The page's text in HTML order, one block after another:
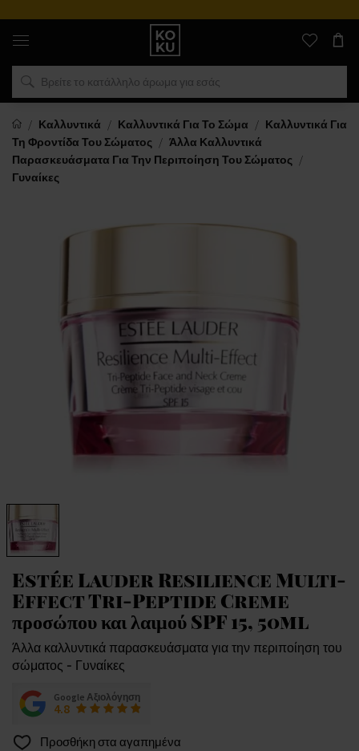
Αυθεντικά
αρώματα
και
ρολόγια
σε
μέρος
Καλλυντικά
Καλλυντικά Για Το Σώμα
Καλλυντικά Για
Τη Φροντίδα Του Σώματος
Άλλα Καλλυντικά
Παρασκευάσματα Για Την Περιποίηση Του Σώματος
Γυναίκες
Estée Lauder Resilience Multi-
Effect Tri-Peptide Creme
προσώπου και λαιμού SPF 15, 50ml
Άλλα καλλυντικά παρασκευάσματα για την περιποίηση του
σώματος - Γυναίκες
Google Αξιολόγηση
4.8
Προσθήκη στα αγαπημένα